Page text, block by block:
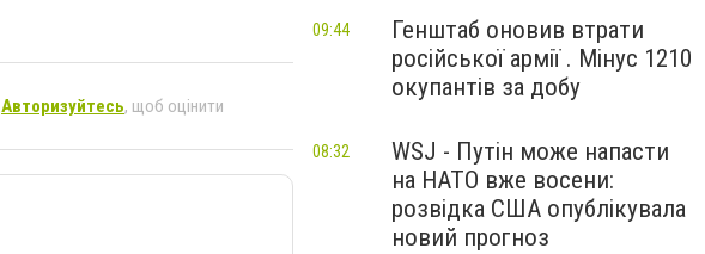
Авторизуйтесь, щоб оцінити
Генштаб оновив втрати
російської армії . Мінус 1210
окупантів за добу
09:44
WSJ - Путін може напасти
на НАТО вже восени:
розвідка США опублікувала
новий прогноз
08:32